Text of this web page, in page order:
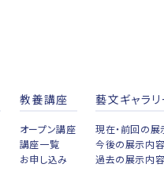
教養講座
オープン講座
講座一覧
お申し込み
藝文ギャラリ
現在・前回の展
今後の展示内容
過去の展示内容